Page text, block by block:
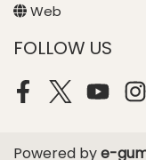
Web
FOLLOW US
Facebook
TwitterYoutube
Powered bye-